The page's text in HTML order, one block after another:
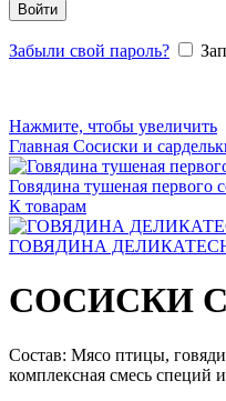
Войти
Забыли свой пароль?
Нажмите, чтобы увеличить
Главная Сосиски и
Говядина тушеная первого
К товарам
ГОВЯДИНА
СОСИСКИ
Состав: Мясо птицы,
комплексная смесь специй